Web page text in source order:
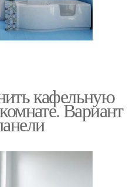
кафельную
Вариант